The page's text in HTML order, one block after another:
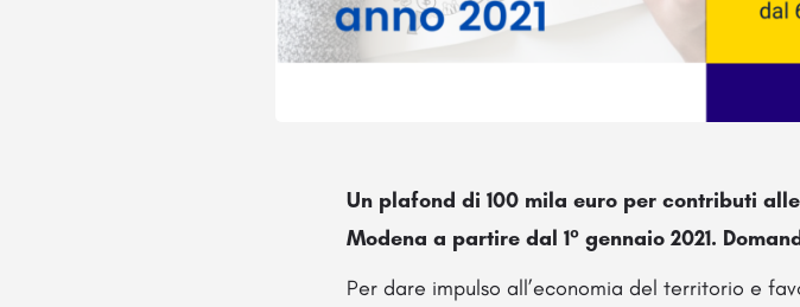
Un plafond di 100 mila euro per contributi
Modena a partire dal 1° gennaio 2021.
Per dare impulso all’economia del territorio e